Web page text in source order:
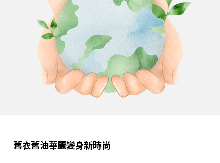
舊衣舊油華麗變身新時尚